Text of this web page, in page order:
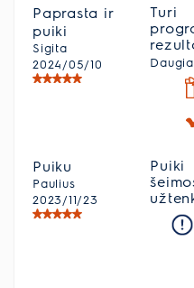
Paprasta ir
puiki
Sigita
2024/05/10
Turi
Be
Puiku
Paulius
2023/11/23